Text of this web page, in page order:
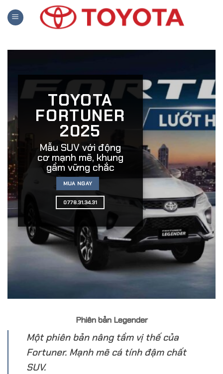
TOYOTA
FORTUNER
2025
Mẫu SUV với động
cơ mạnh mẽ, khung
gầm vững chắc
MUA NGAY
0778.31.34.31
Phiên bản Legender
Một phiên bản nâng tầm vị thế của
Fortuner. Mạnh mẽ cá tính đậm chất
SUV.